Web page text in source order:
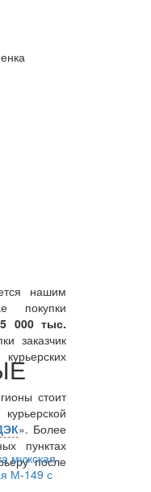
нашим
покупки
000 тыс.
заказчик
курьерских
стоит
». Более
пунктах
после